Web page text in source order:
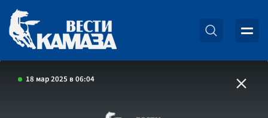
18 мар 2025 в 06:04